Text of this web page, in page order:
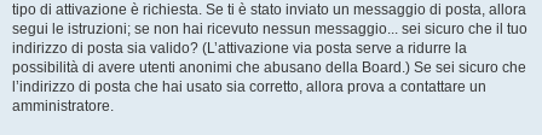
tipo di attivazione è richiesta. Se ti è stato inviato un messaggio di posta, allora
segui le istruzioni; se non hai ricevuto nessun messaggio... sei sicuro che il tuo
indirizzo di posta sia valido? (L’attivazione via posta serve a ridurre la
possibilità di avere utenti anonimi che abusano della Board.) Se sei sicuro che
l’indirizzo di posta che hai usato sia corretto, allora prova a contattare un
amministratore.